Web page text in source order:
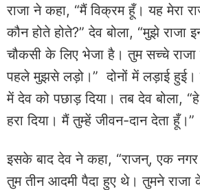
राजा ने कहा, “मैं विक्रम हूँ। यह मेरा
कौन होते होते?” देव बोला, “मुझे राजा
चौकसी के लिए भेजा है। तुम सच्चे
पहले मुझसे लड़ो।” दोनों में लड़ाई हुई।
में देव को पछाड़ दिया। तब देव बोला,
हरा दिया। मैं तुम्हें जीवन-दान देता हूँ।”
इसके बाद देव ने कहा, “राजन्, एक
तुम तीन आदमी पैदा हुए थे। तुमने राजा